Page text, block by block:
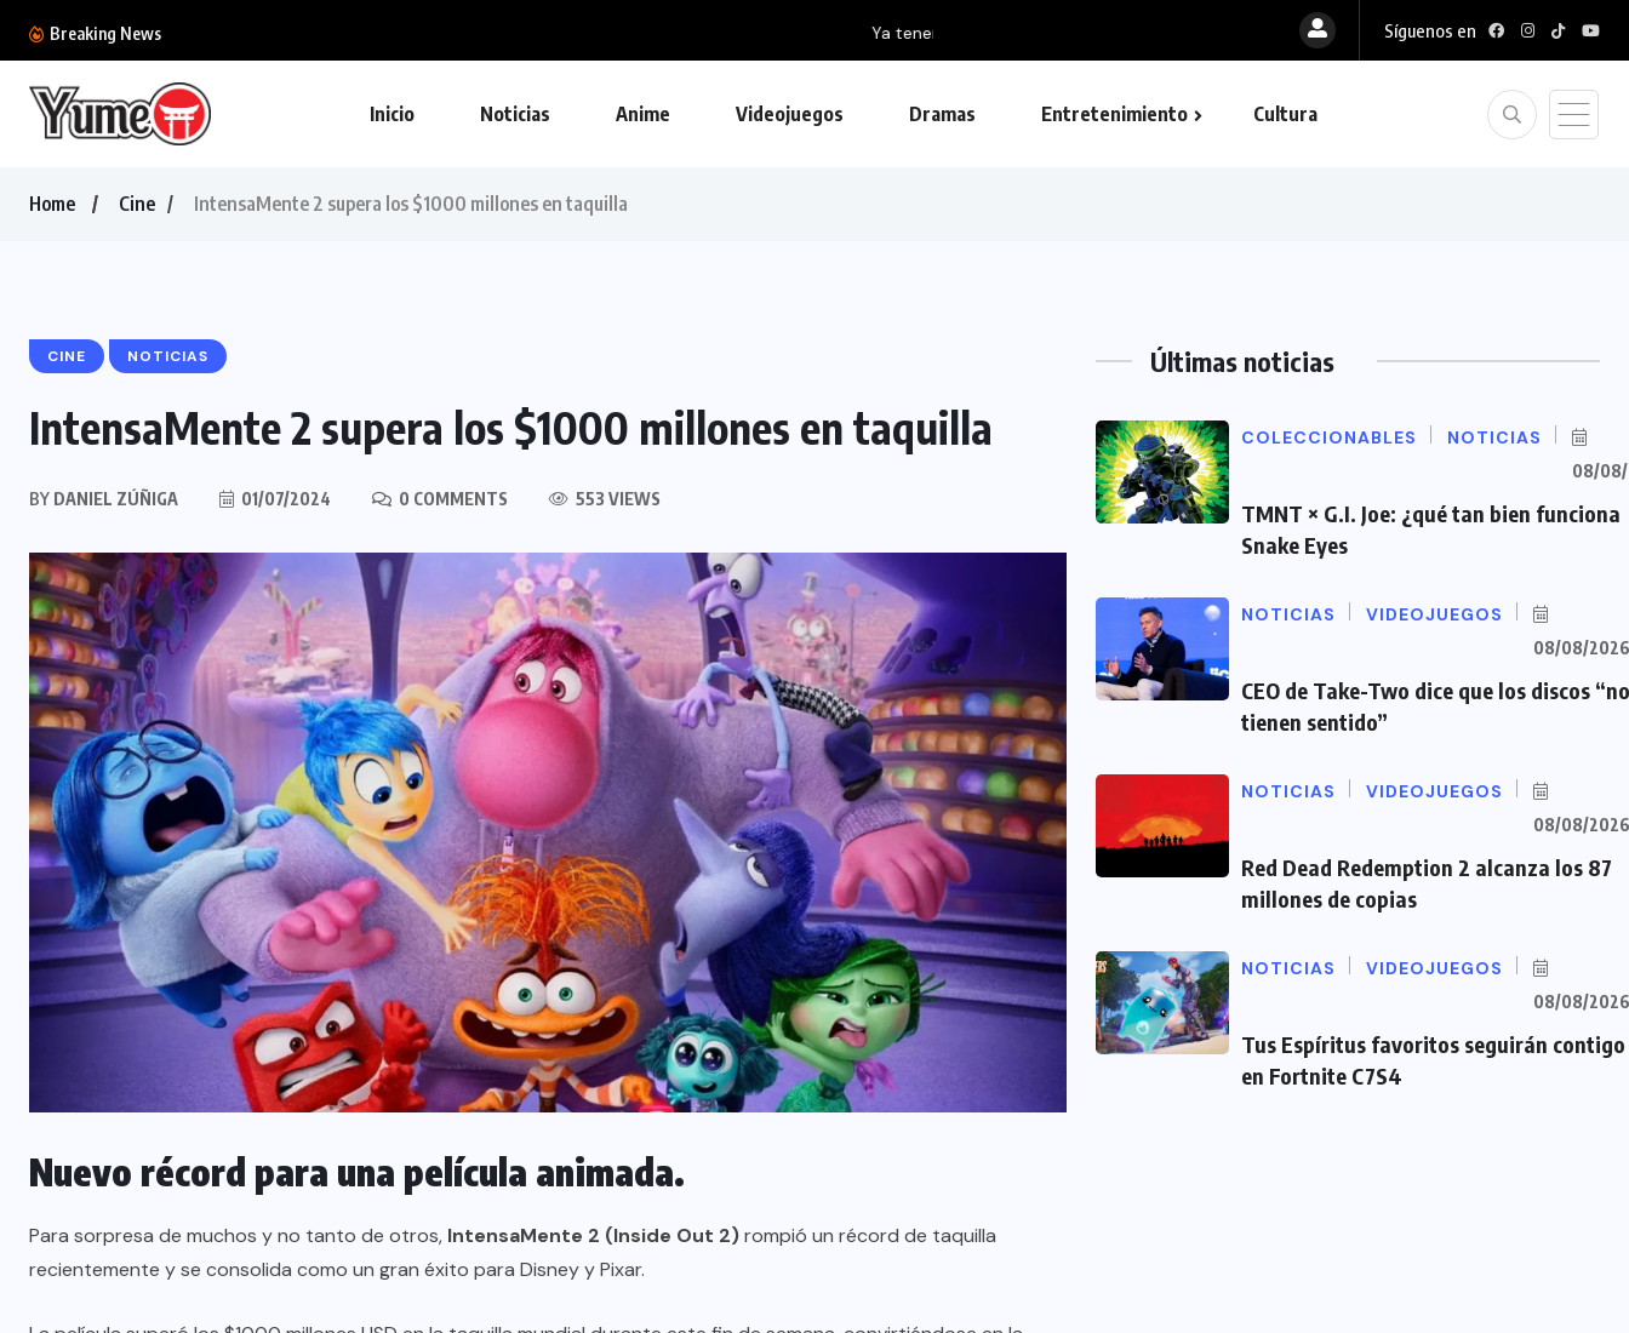
Breaking News Síguenos en
Inicio Noticias Anime Videojuegos Dramas Entretenimiento Cultura
Home Cine IntensaMente 2 supera los $1000 millones en taquilla
CINE NOTICIAS
IntensaMente 2 supera los $1000 millones en taquilla
BY DANIEL ZÚÑIGA 01/07/2024 0 COMMENTS 553 VIEWS
Nuevo récord para una película animada.
Para sorpresa de muchos y no tanto de otros, IntensaMente 2 (Inside Out 2)rompió un récord de taquilla
recientemente y se consolida como un gran éxito para Disney y Pixar.
Últimas noticias
COLECCIONABLES NOTICIAS
08/
TMNT × G.I. Joe: ¿qué tan bien funciona
Snake Eyes
NOTICIAS VIDEOJUEGOS
08/08/2026
CEO de Take-Two dice que los discos “no
tienen sentido”
NOTICIAS VIDEOJUEGOS
08/08/2026
Red Dead Redemption 2 alcanza los 87
millones de copias
NOTICIAS VIDEOJUEGOS
08/08/2026
Tus Espíritus favoritos seguirán contigo
en Fortnite C7S4